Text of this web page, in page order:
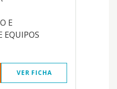
E
EQUIPOS
VER FICHA